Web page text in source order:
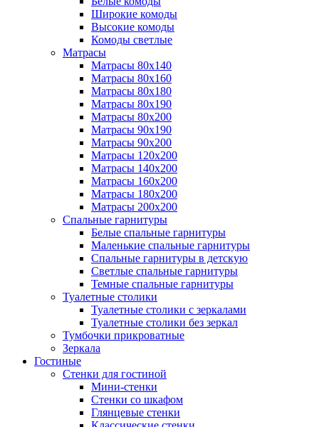
Широкие комоды
Высокие комоды
Комоды светлые
Матрасы
Матрасы 80х140
Матрасы 80х160
Матрасы 80х180
Матрасы 80х190
Матрасы 80х200
Матрасы 90х190
Матрасы 90х200
Матрасы 120х200
Матрасы 140х200
Матрасы 160х200
Матрасы 180х200
Матрасы 200х200
Спальные гарнитуры
Белые спальные гарнитуры
Маленькие спальные гарнитуры
Спальные гарнитуры в детскую
Светлые спальные гарнитуры
Темные спальные гарнитуры
Туалетные столики
Туалетные столики с зеркалами
Туалетные столики без зеркал
Тумбочки прикроватные
Зеркала
Гостиные
Стенки для гостиной
Мини-стенки
Стенки со шкафом
Глянцевые стенки